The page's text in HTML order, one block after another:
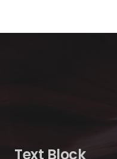
Text Block